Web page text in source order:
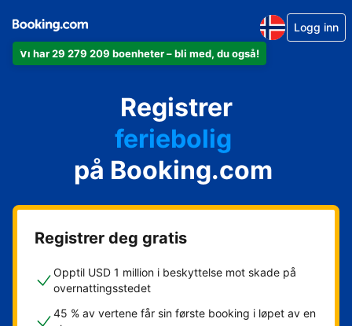
Vi har 29 279 209 boenheter – bli med, du også!
Logg inn
Registrer
leiligheten din
hotellet ditt
feriebolig
gjestgiveriet ditt
rorbua di
på Booking.com
Registrer deg gratis
Opptil USD 1 million i beskyttelse mot skade på
overnattingsstedet
45 % av vertene får sin første booking i løpet av en